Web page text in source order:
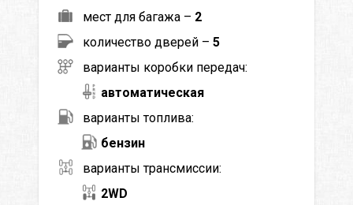
мест для багажа – 2
количество дверей – 5
варианты коробки передач:
автоматическая
варианты топлива:
бензин
варианты трансмиссии:
2WD